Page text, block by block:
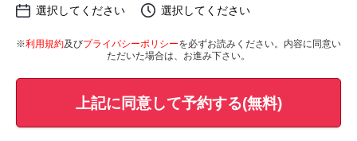
選択してください
選択してください
※利用規約及びプライバシーポリシーを必ずお読みください。内容に同意い
ただいた場合は、お進み下さい。
上記に同意して予約する(無料)